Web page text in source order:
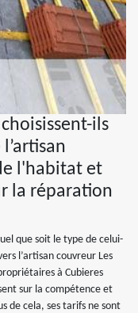
ils
l'habitat et
la réparation
que soit le type de celui-
l’artisan couvreur Les
à Cubieres
sur la compétence et
de cela, ses tarifs ne sont